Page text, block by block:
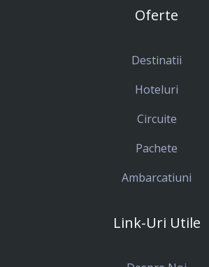
Oferte
Destinatii
Hoteluri
Circuite
Pachete
Ambarcatiuni
Link-Uri Utile